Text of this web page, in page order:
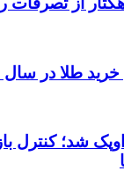
طلا در سال ۱۴۰۵
شد؛ کنترل